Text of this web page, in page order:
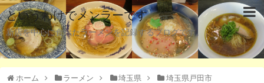
というわけでメンラーです
新店を中心に食べたラーメンを記録するブログです。
ホーム ラーメン 埼玉県 埼玉県戸田市